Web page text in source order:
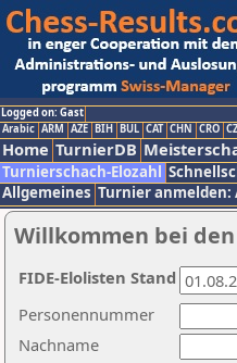
Logged on: Gast
Arabic ARM AZE BIH BUL CAT CHN CRO
Home TurnierDB
Turnierschach-Elozahl
Allgemeines Turnier anmelden:
Willkommen bei
Nachname
Personennummer
FIDE-Elolisten Stand